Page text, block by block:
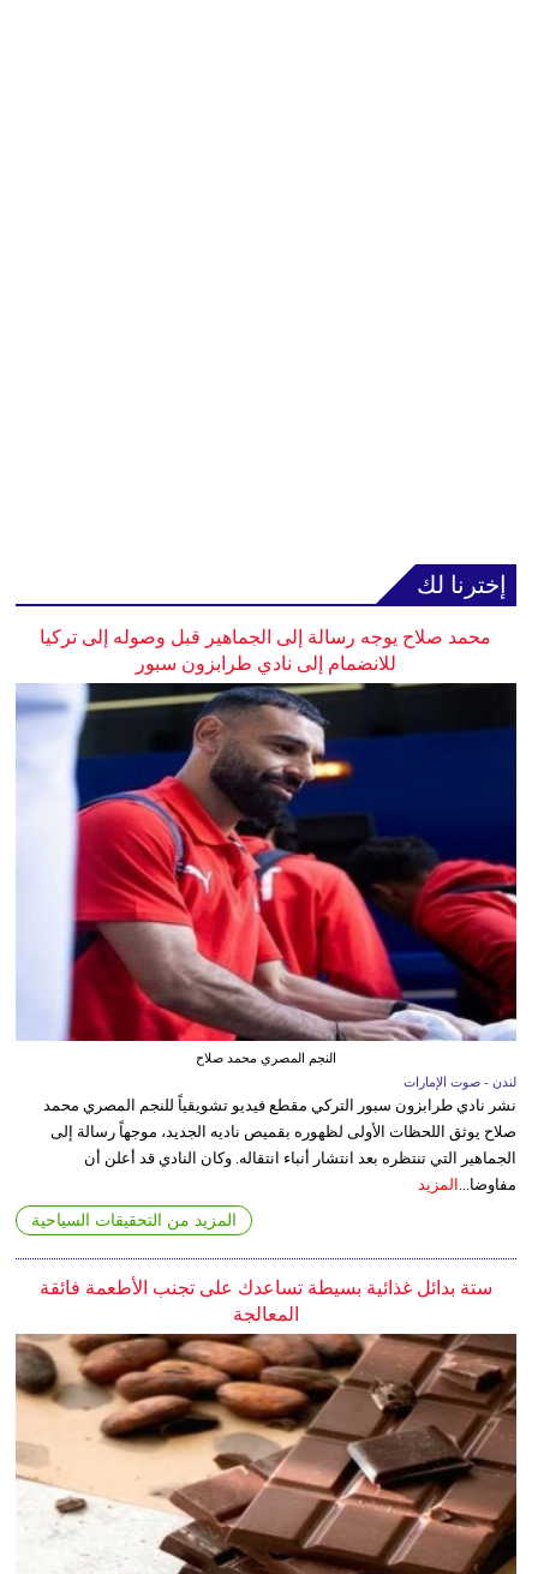
إخترنا لك
محمد صلاح يوجه رسالة إلى الجماهير قبل وصوله إلى تركيا
للانضمام إلى نادي طرابزون سبور
النجم المصري محمد صلاح
لندن - صوت الإمارات
نشر نادي طرابزون سبور التركي مقطع فيديو تشويقياً للنجم المصري محمد
صلاح يوثق اللحظات الأولى لظهوره بقميص ناديه الجديد، موجهاً رسالة إلى
الجماهير التي تنتظره بعد انتشار أنباء انتقاله. وكان النادي قد أعلن أن
مفاوضا... المزيد
المزيد من التحقيقات السياحية
ستة بدائل غذائية بسيطة تساعدك على تجنب الأطعمة فائقة
المعالجة